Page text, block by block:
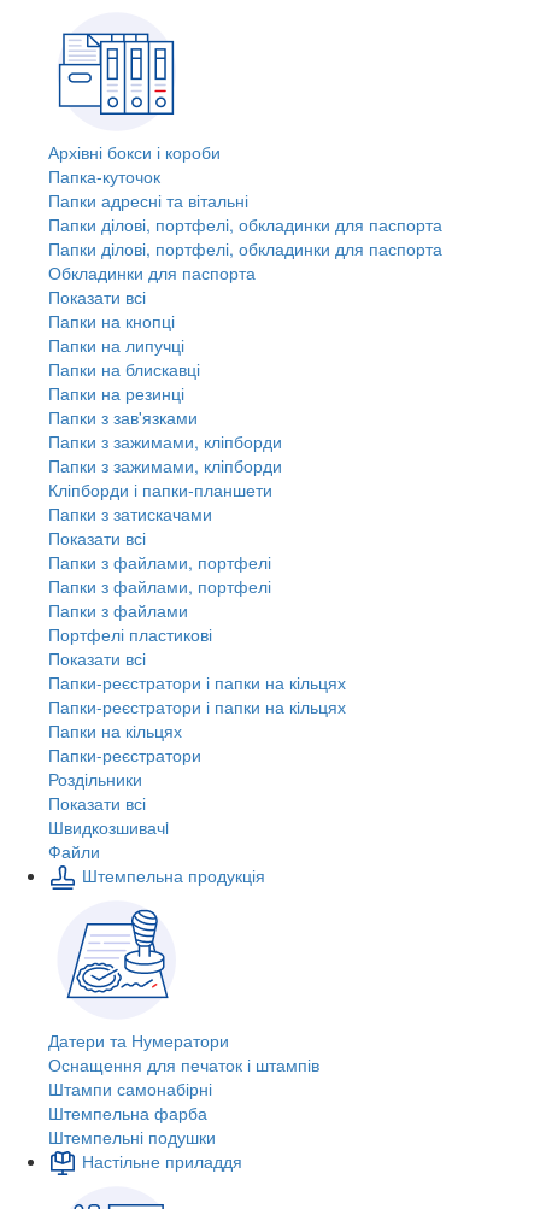
Архівні бокси і короби
Папка-куточок
Папки адресні та вітальні
Папки ділові, портфелі, обкладинки для паспорта
Папки ділові, портфелі, обкладинки для паспорта
Обкладинки для паспорта
Показати всі
Папки на кнопці
Папки на липучці
Папки на блискавці
Папки на резинці
Папки з зав'язками
Папки з зажимами, кліпборди
Папки з зажимами, кліпборди
Кліпборди і папки-планшети
Папки з затискачами
Показати всі
Папки з файлами, портфелі
Папки з файлами, портфелі
Папки з файлами
Портфелі пластикові
Показати всі
Папки-реєстратори і папки на кільцях
Папки-реєстратори і папки на кільцях
Папки на кільцях
Папки-реєстратори
Роздільники
Показати всі
Швидкозшивачi
Файли
Штемпельна продукція
Датери та Нумератори
Оснащення для печаток і штампів
Штампи самонабірні
Штемпельна фарба
Штемпельні подушки
Настільне приладдя